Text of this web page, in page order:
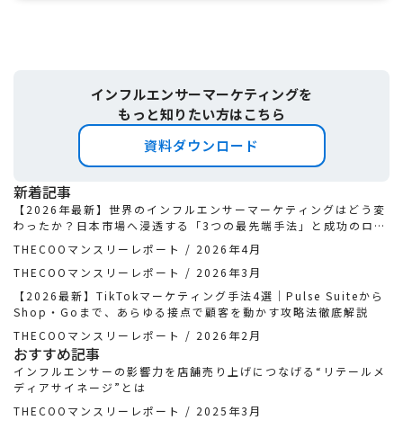
インフルエンサーマーケティングを
もっと知りたい方はこちら
資料ダウンロード
新着記事
【2026年最新】世界のインフルエンサーマーケティングはどう変
わったか？日本市場へ浸透する「3つの最先端手法」と成功のロー
THECOOマンスリーレポート / 2026年4月
THECOOマンスリーレポート / 2026年3月
【2026最新】TikTokマーケティング手法4選｜Pulse Suiteから
Shop・Goまで、あらゆる接点で顧客を動かす攻略法徹底解説
THECOOマンスリーレポート / 2026年2月
おすすめ記事
インフルエンサーの影響力を店舗売り上げにつなげる“リテールメ
ディアサイネージ”とは
THECOOマンスリーレポート / 2025年3月